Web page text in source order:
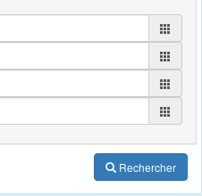
Rechercher